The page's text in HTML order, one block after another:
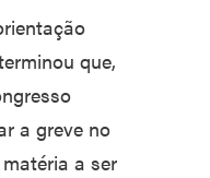
que,
a greve no
a ser